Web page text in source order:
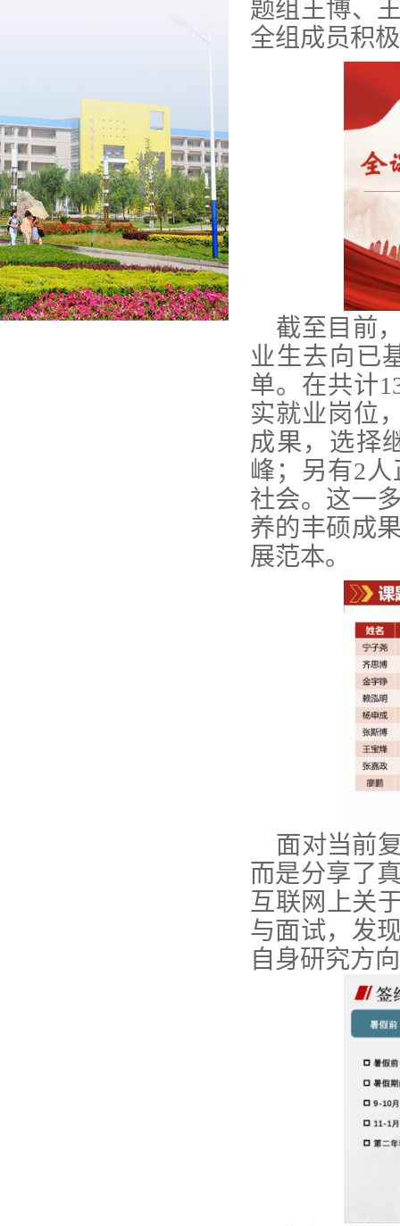
题组王博、
全组成员积
截至目前
业生去向已
单。在共计
实就业岗位
成果，选择
峰；另有2
社会。这一
养的丰硕成
展范本。
面对当前
而是分享了
互联网上关
与面试，发
自身研究方